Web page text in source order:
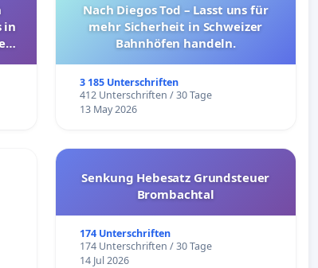
in
Nach Diegos Tod – Lasst uns für
mehr Sicherheit in Schweizer
Bahnhöfen handeln.
3 185 Unterschriften
412 Unterschriften / 30 Tage
13 May 2026
Senkung Hebesatz Grundsteuer
Brombachtal
174 Unterschriften
174 Unterschriften / 30 Tage
14 Jul 2026